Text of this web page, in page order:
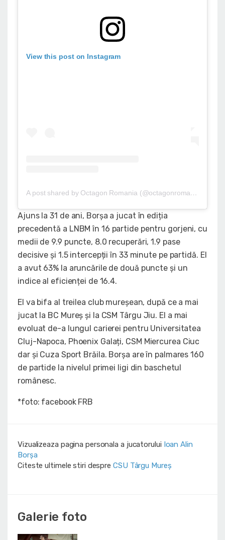
View this post on Instagram
A post shared by Octagon Romania (@octagonromania)
Ajuns la 31 de ani, Borșa a jucat în ediția
precedentă a LNBM în 16 partide pentru gorjeni, cu
medii de 9.9 puncte, 8.0 recuperări, 1.9 pase
decisive și 1.5 intercepții în 33 minute pe partidă. El
a avut 63% la aruncările de două puncte și un
indice al eficienței de 16.4.
El va bifa al treilea club mureșean, după ce a mai
jucat la BC Mureș și la CSM Târgu Jiu. El a mai
evoluat de-a lungul carierei pentru Universitatea
Cluj-Napoca, Phoenix Galați, CSM Miercurea Ciuc
dar și Cuza Sport Brăila. Borșa are în palmares 160
de partide la nivelul primei ligi din baschetul
românesc.
*foto: facebook FRB
Vizualizeaza pagina personala a jucatorului Ioan Alin
Borșa
Citeste ultimele stiri despre CSU Târgu Mureș
Galerie foto